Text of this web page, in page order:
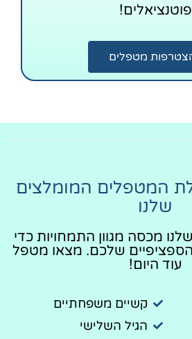
פוטנציאלים!
מטפלים
המטפלים המומלצים
שלנו
מכסה מגוון התמחויות כדי
שלכם. מצאו מטפל
עוד היום!
קשיים משפחתיים
הגיל השלישי